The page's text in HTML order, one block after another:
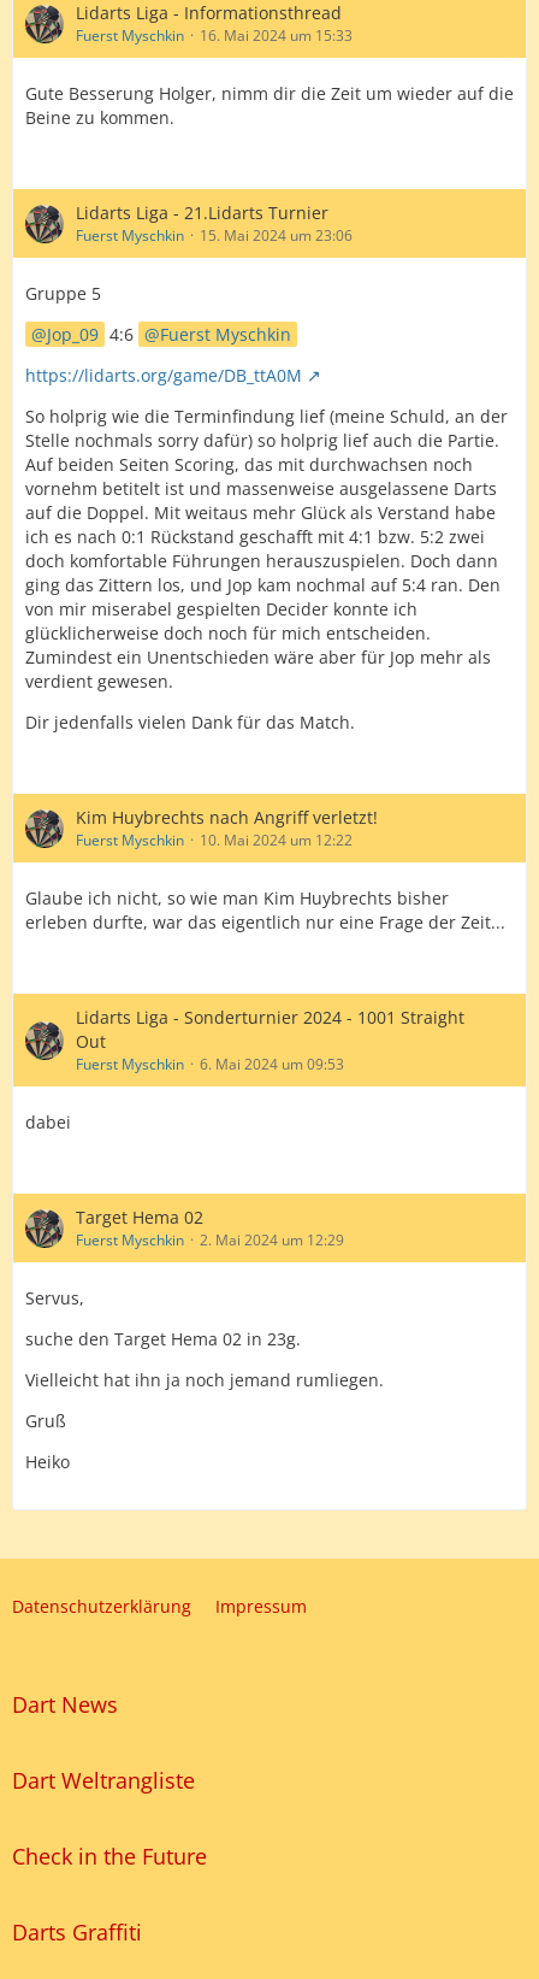
Lidarts Liga - Informationsthread
Fuerst Myschkin 16. Mai 2024 um 15:33
Gute Besserung Holger, nimm dir die Zeit um wieder auf die
Beine zu kommen.
Lidarts Liga - 21.Lidarts Turnier
Fuerst Myschkin 15. Mai 2024 um 23:06
Gruppe 5
Jop_09 4:6
Fuerst Myschkin
https://lidarts.org/game/DB_ttA0M
So holprig wie die Terminfindung lief (meine Schuld, an der
Stelle nochmals sorry dafür) so holprig lief auch die Partie.
Auf beiden Seiten Scoring, das mit durchwachsen noch
vornehm betitelt ist und massenweise ausgelassene Darts
auf die Doppel. Mit weitaus mehr Glück als Verstand habe
ich es nach 0:1 Rückstand geschafft mit 4:1 bzw. 5:2 zwei
doch komfortable Führungen herauszuspielen. Doch dann
ging das Zittern los, und Jop kam nochmal auf 5:4 ran. Den
von mir miserabel gespielten Decider konnte ich
glücklicherweise doch noch für mich entscheiden.
Zumindest ein Unentschieden wäre aber für Jop mehr als
verdient gewesen.
Dir jedenfalls vielen Dank für das Match.
Kim Huybrechts nach Angriff verletzt!
Fuerst Myschkin 10. Mai 2024 um 12:22
Glaube ich nicht, so wie man Kim Huybrechts bisher
erleben durfte, war das eigentlich nur eine Frage der Zeit...
Lidarts Liga - Sonderturnier 2024 - 1001 Straight
Out
Fuerst Myschkin 6. Mai 2024 um 09:53
dabei
Target Hema 02
Fuerst Myschkin 2. Mai 2024 um 12:29
Servus,
suche den Target Hema 02 in 23g.
Vielleicht hat ihn ja noch jemand rumliegen.
Gruß
Heiko
Datenschutzerklärung Impressum
Dart News
Dart Weltrangliste
Check in the Future
Darts Graffiti